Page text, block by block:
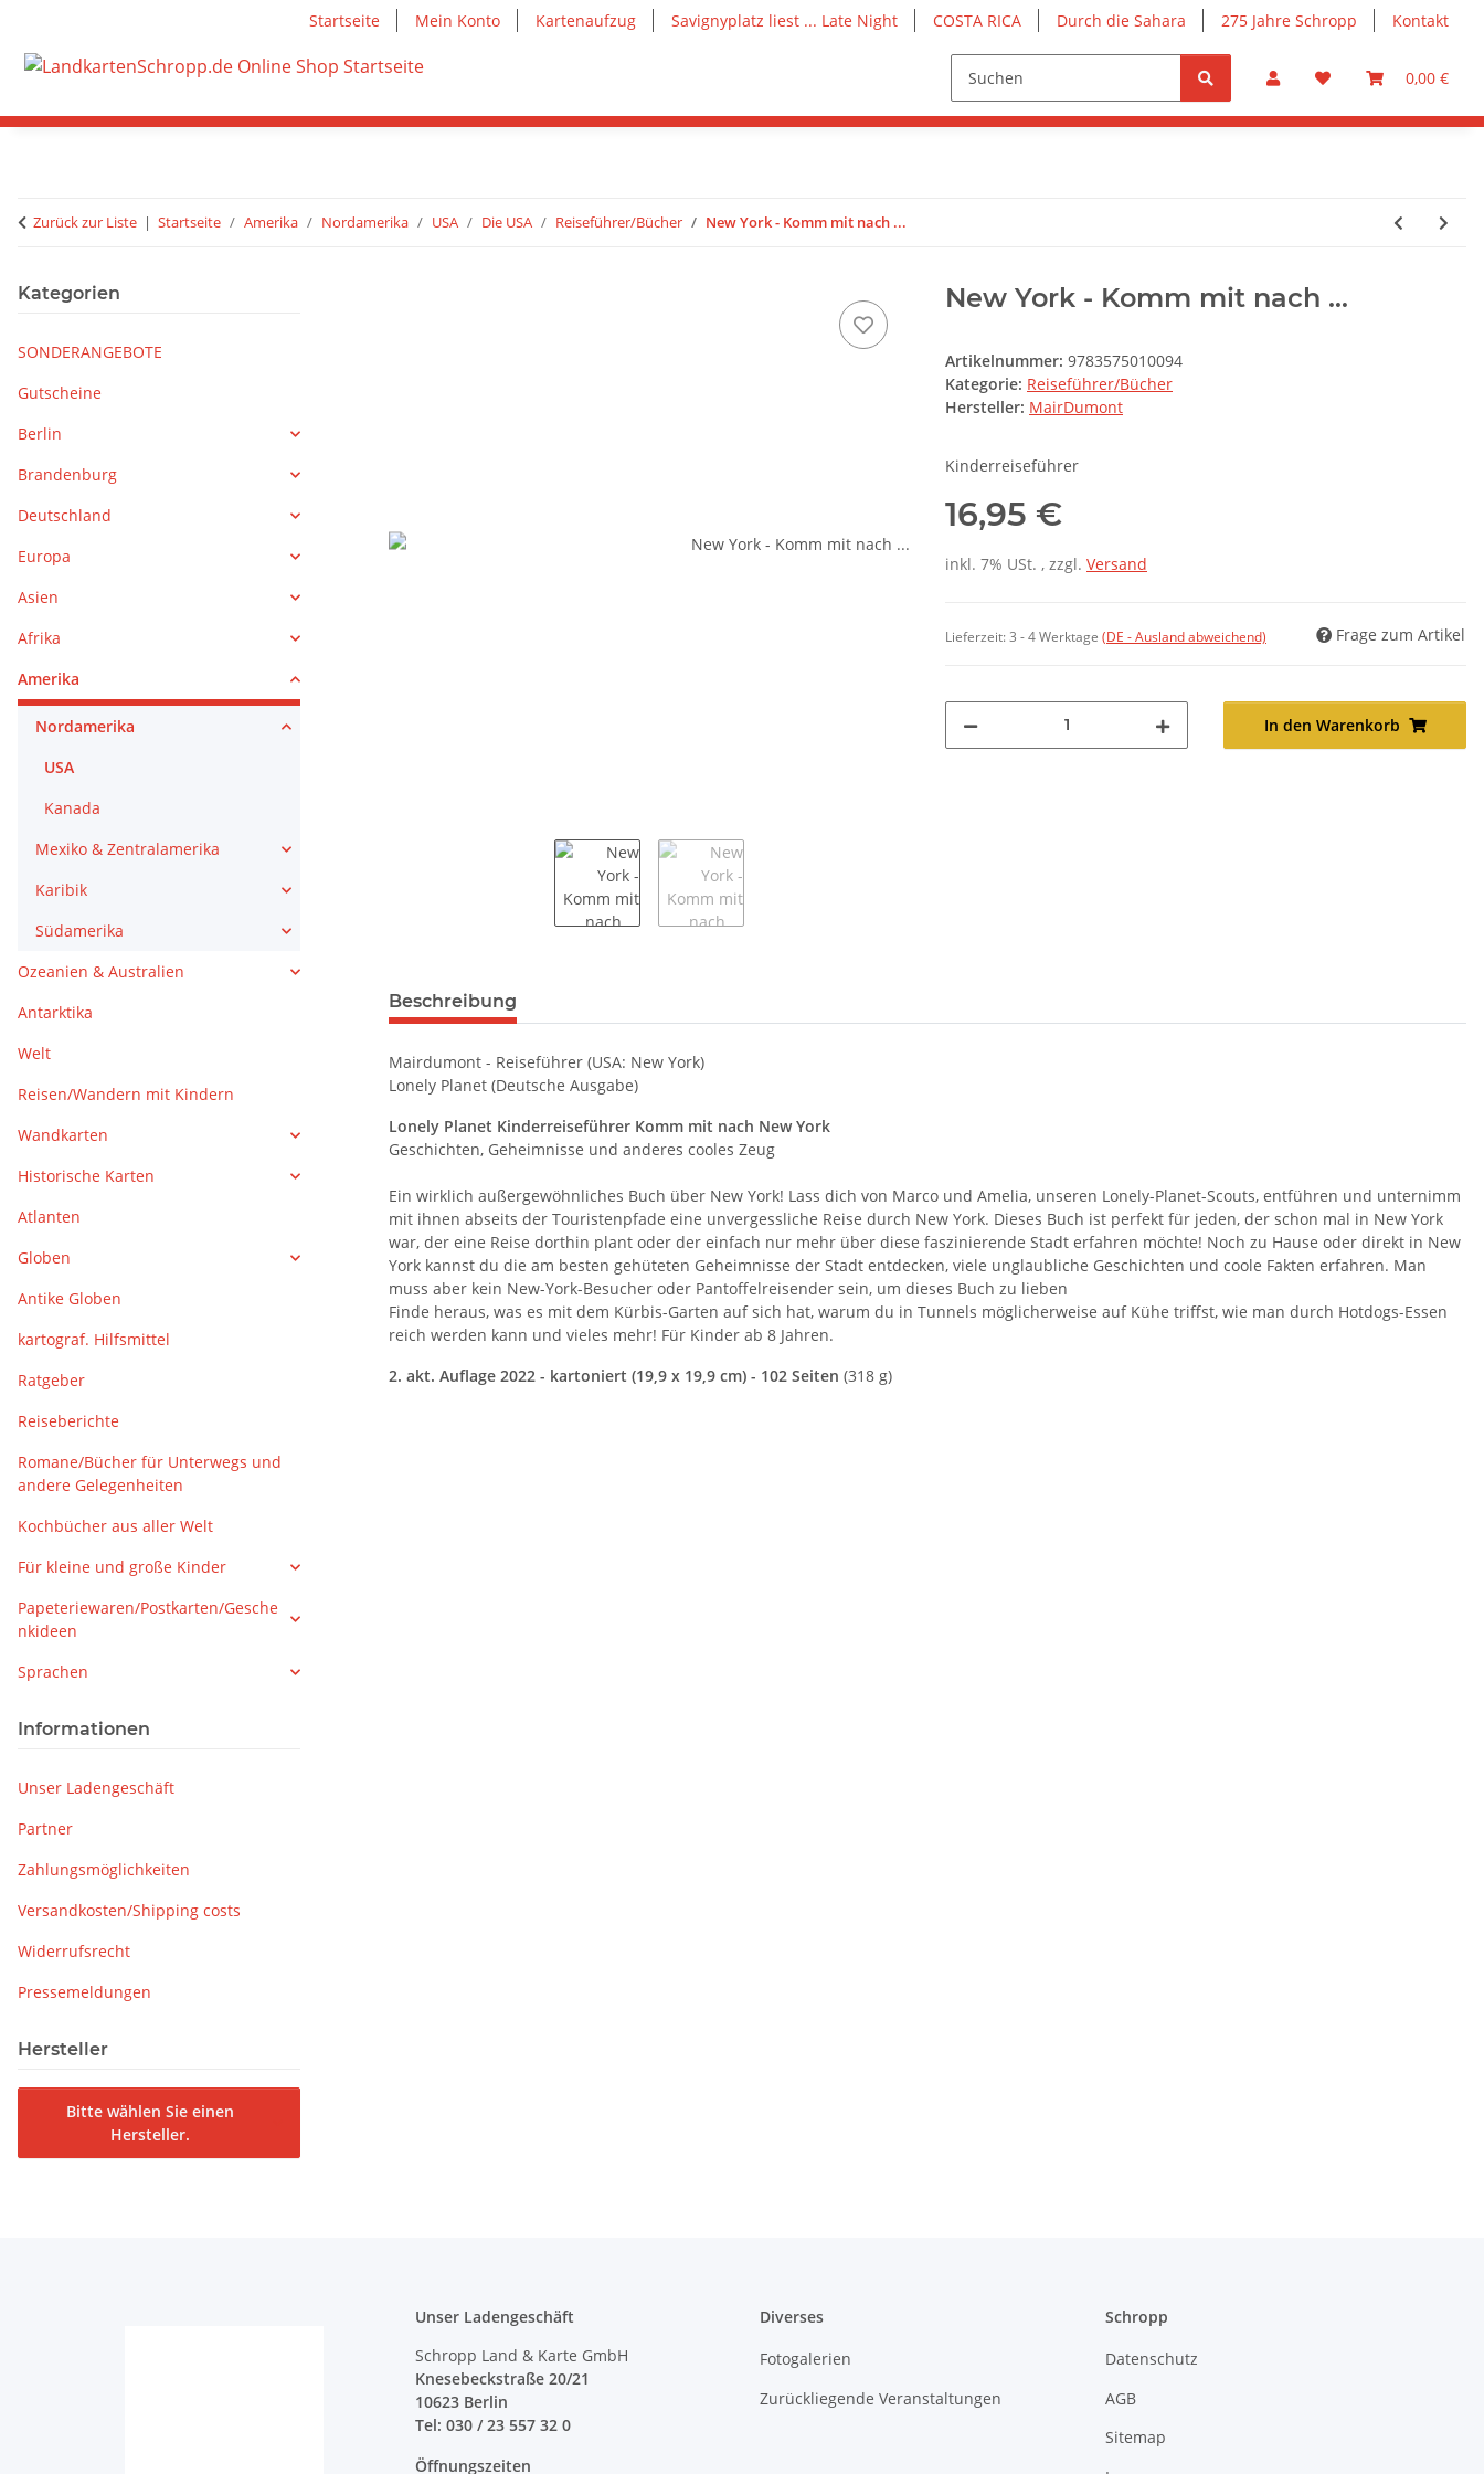
Startseite Mein Konto Kartenaufzug Savignyplatz liest ... Late Night COSTA RICA Durch die Sahara 275 Jahre Schropp Kontakt
0,00 €
Zurück zur Liste Startseite Amerika Nordamerika USA Die USA Reiseführer/Bücher New York - Komm mit nach ...
New York - Komm mit nach ...
Artikelnummer: 9783575010094
Kategorie: Reiseführer/Bücher
Hersteller: MairDumont
Kinderreiseführer
16,95 €
inkl. 7% USt. , zzgl. Versand
Lieferzeit:3 - 4 Werktage (DE - Ausland abweichend) Frage zum Artikel
In den Warenkorb
weitere Registerkarten anzeigen
Beschreibung
Mairdumont - Reiseführer (USA: New York)
Lonely Planet (Deutsche Ausgabe)
Lonely Planet Kinderreiseführer Komm mit nach New York
Geschichten, Geheimnisse und anderes cooles Zeug
Ein wirklich außergewöhnliches Buch über New York! Lass dich von Marco und Amelia, unseren Lonely-Planet-Scouts, entführen und unternimm
mit ihnen abseits der Touristenpfade eine unvergessliche Reise durch New York. Dieses Buch ist perfekt für jeden, der schon mal in New York
war, der eine Reise dorthin plant oder der einfach nur mehr über diese faszinierende Stadt erfahren möchte! Noch zu Hause oder direkt in New
York kannst du die am besten gehüteten Geheimnisse der Stadt entdecken, viele unglaubliche Geschichten und coole Fakten erfahren. Man
muss aber kein New-York-Besucher oder Pantoffelreisender sein, um dieses Buch zu lieben
Finde heraus, was es mit dem Kürbis-Garten auf sich hat, warum du in Tunnels möglicherweise auf Kühe triffst, wie man durch Hotdogs-Essen
reich werden kann und vieles mehr! Für Kinder ab 8 Jahren.
2. akt. Auflage 2022 - kartoniert (19,9 x 19,9 cm) - 102 Seiten (318 g)
Kategorien
SONDERANGEBOTE
Gutscheine
Berlin
Brandenburg
Deutschland
Europa
Asien
Afrika
Amerika
Nordamerika
USA
Kanada
Mexiko & Zentralamerika
Karibik
Südamerika
Ozeanien & Australien
Antarktika
Welt
Reisen/Wandern mit Kindern
Wandkarten
Historische Karten
Atlanten
Globen
Antike Globen
kartograf. Hilfsmittel
Ratgeber
Reiseberichte
Romane/Bücher für Unterwegs und
andere Gelegenheiten
Kochbücher aus aller Welt
Für kleine und große Kinder
Papeteriewaren/Postkarten/Gesche
nkideen
Sprachen
Informationen
Unser Ladengeschäft
Partner
Zahlungsmöglichkeiten
Versandkosten/Shipping costs
Widerrufsrecht
Pressemeldungen
Hersteller
Bitte wählen Sie einen
Hersteller.
Unser Ladengeschäft
Schropp Land & Karte GmbH
Knesebeckstraße 20/21
10623 Berlin
Tel: 030 / 23 557 32 0
Öffnungszeiten
Diverses
Fotogalerien
Zurückliegende Veranstaltungen
Schropp
Datenschutz
AGB
Sitemap